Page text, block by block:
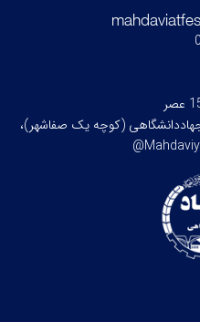
جهاددانشگاهی (کوچه یک صفاشهر)،